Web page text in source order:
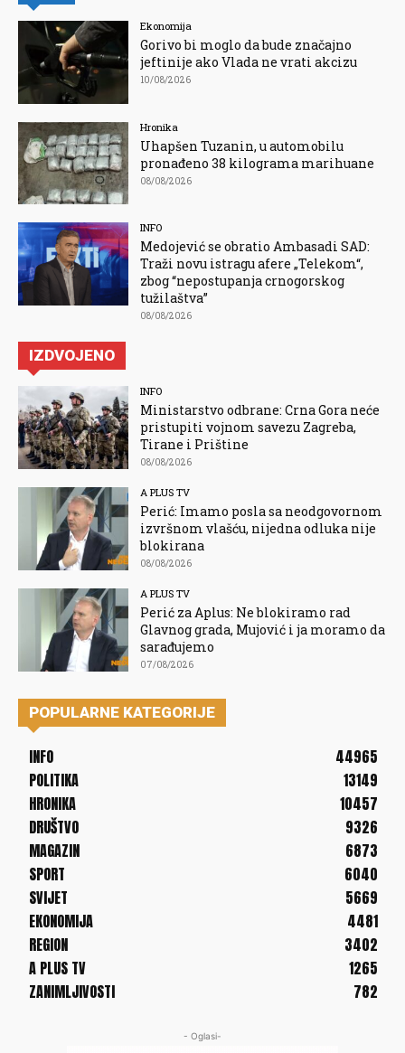
Ekonomija
Gorivo bi moglo da bude značajno
jeftinije ako Vlada ne vrati akcizu
10/08/2026
Hronika
Uhapšen Tuzanin, u automobilu
pronađeno 38 kilograma marihuane
08/08/2026
INFO
Medojević se obratio Ambasadi SAD:
Traži novu istragu afere „Telekom“,
zbog “nepostupanja crnogorskog
tužilaštva”
08/08/2026
IZDVOJENO
INFO
Ministarstvo odbrane: Crna Gora neće
pristupiti vojnom savezu Zagreba,
Tirane i Prištine
08/08/2026
A PLUS TV
Perić: Imamo posla sa neodgovornom
izvršnom vlašću, nijedna odluka nije
blokirana
08/08/2026
A PLUS TV
Perić za Aplus: Ne blokiramo rad
Glavnog grada, Mujović i ja moramo da
sarađujemo
07/08/2026
POPULARNE KATEGORIJE
INFO
44965
POLITIKA
13149
HRONIKA
10457
DRUŠTVO
9326
MAGAZIN
6873
SPORT
6040
SVIJET
5669
EKONOMIJA
4481
REGION
3402
A PLUS TV
1265
ZANIMLJIVOSTI
782
- Oglasi-